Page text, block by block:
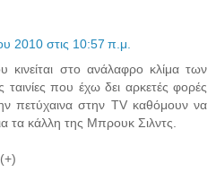
2010 στις 10:57 π.μ.
κινείται στο ανάλαφρο κλίμα των
ταινίες που έχω δει αρκετές φορές
πετύχαινα στην ΤV καθόμουν να
τα κάλλη της Μπρουκ Σιλντς.